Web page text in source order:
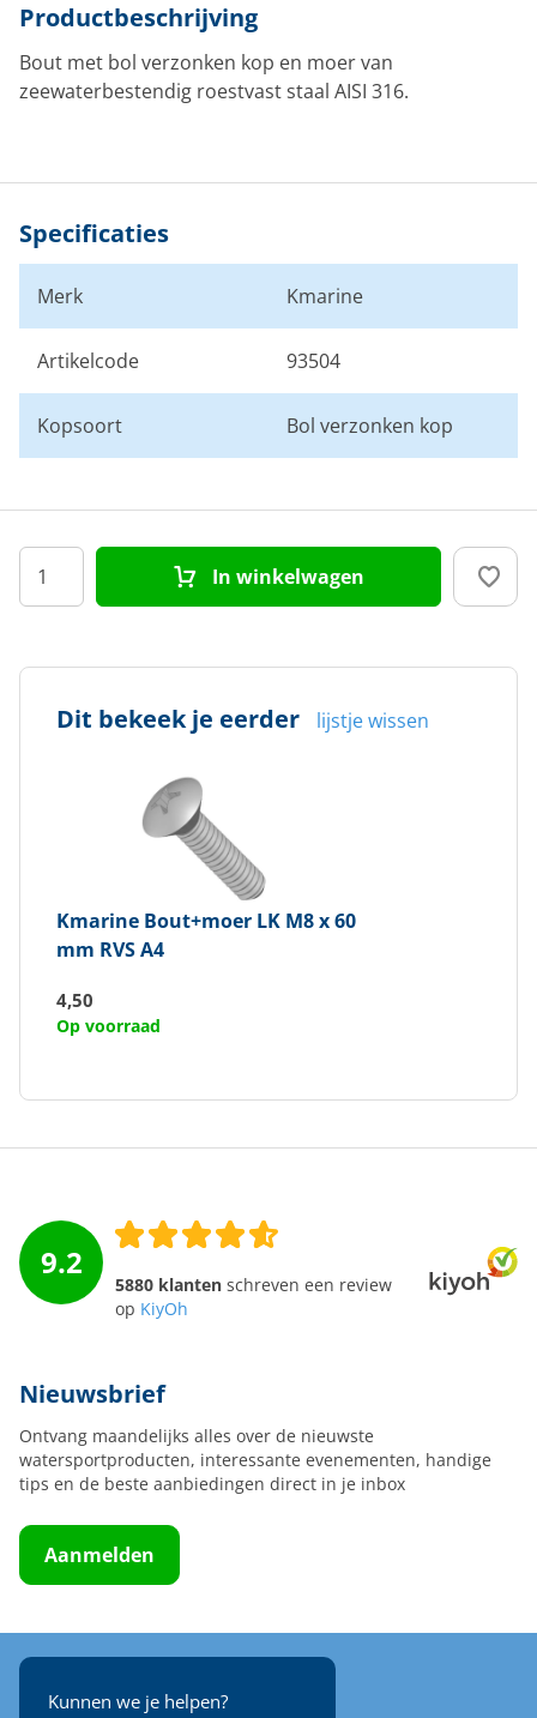
Productbeschrijving
Bout met bol verzonken kop en moer van
zeewaterbestendig roestvast staal AISI 316.
Specificaties
Merk Kmarine
Artikelcode 93504
Kopsoort Bol verzonken kop
In winkelwagen
Dit bekeek je eerder lijstje wissen
Kmarine Bout+moer LK M8 x 60
mm RVS A4
4,50
Op voorraad
9.2
5880 klanten schreven een review
op KiyOh
Nieuwsbrief
Ontvang maandelijks alles over de nieuwste
watersportproducten, interessante evenementen, handige
tips en de beste aanbiedingen direct in je inbox
Aanmelden
Kunnen we je helpen?